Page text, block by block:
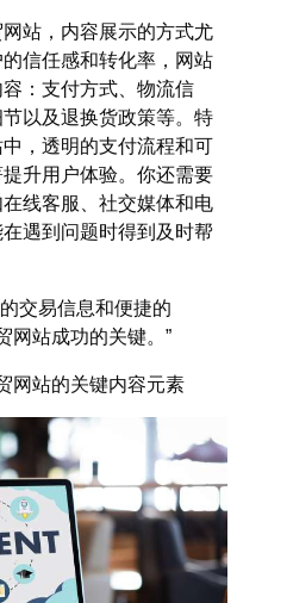
站 ，内容展示的方式尤
信任感和转化率，网站
：支付方式、物流信
以及退换货政策等。特
中，透明的支付流程和可
升用户体验。你还需要
线客服、社交媒体和电
遇到问题时得到及时帮
交易信息和便捷的
网站成功的关键。”
网站的关键内容元素